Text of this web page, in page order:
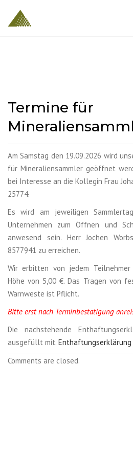
Termine für
Am Samstag den 19.09.2026 wird
für Mineraliensammler geöffnet
bei Interesse an die Kollegin Frau
25774.
Es wird am jeweiligen
Unternehmen zum Öffnen und
anwesend sein. Herr Jochen
8577941 zu erreichen.
Wir erbitten von jedem
Höhe von 5,00 €. Das Tragen von
Warnweste ist Pflicht.
Bitte erst nach Terminbestätigung
Die nachstehende
ausgefüllt mit. Enthaftungserklärung
Comments are closed.